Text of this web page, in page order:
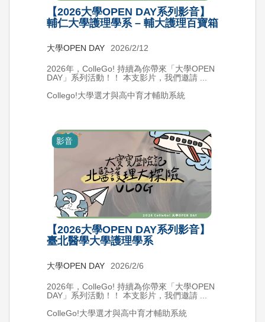
【2026大學OPEN DAY系列影音】
輔仁大學護理學系 – 輔大護理百寶箱
大學OPEN DAY 2026/2/12
2026年，ColleGo! 持續為你帶來「大學OPEN
DAY」系列活動！！ 本支影片，我們邀請 ...
Collego!大學選才與高中育才輔助系統
影音
【2026大學OPEN DAY系列影音】
臺北醫學大學護理學系
大學OPEN DAY 2026/2/6
2026年，ColleGo! 持續為你帶來「大學OPEN
DAY」系列活動！！ 本支影片，我們邀請 ...
ColleGo!大學選才與高中育才輔助系統